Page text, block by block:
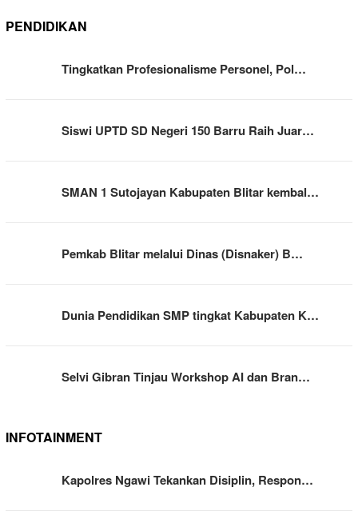
PENDIDIKAN
Tingkatkan Profesionalisme Personel, Pol…
Siswi UPTD SD Negeri 150 Barru Raih Juar…
SMAN 1 Sutojayan Kabupaten Blitar kembal…
Pemkab Blitar melalui Dinas (Disnaker) B…
Dunia Pendidikan SMP tingkat Kabupaten K…
Selvi Gibran Tinjau Workshop AI dan Bran…
INFOTAINMENT
Kapolres Ngawi Tekankan Disiplin, Respon…